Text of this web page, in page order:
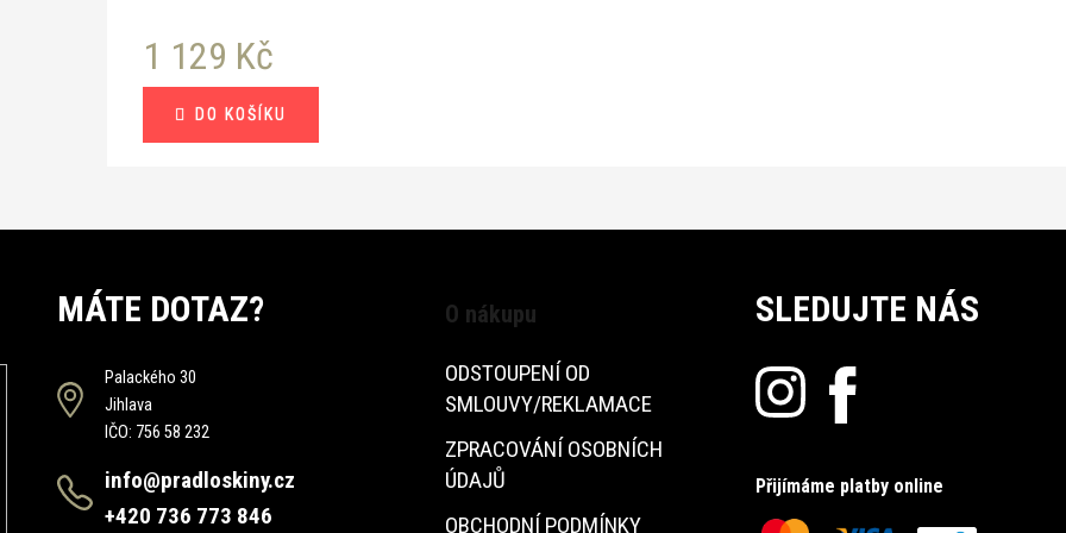
1 129 Kč
cena:
DO KOŠÍKU
MÁTE DOTAZ?
Palackého 30
Jihlava
IČO: 756 58 232
info@pradloskiny.cz
+420 736 773 846
O nákupu
ODSTOUPENÍ OD
SMLOUVY/REKLAMACE
ZPRACOVÁNÍ OSOBNÍCH
ÚDAJŮ
OBCHODNÍ PODMÍNKY
SLEDUJTE NÁS
Přijímáme platby online